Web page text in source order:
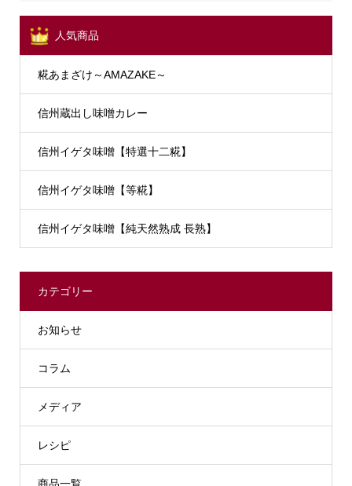
人気商品
糀あまざけ～AMAZAKE～
信州蔵出し味噌カレー
信州イゲタ味噌【特選十二糀】
信州イゲタ味噌【等糀】
信州イゲタ味噌【純天然熟成 長熟】
カテゴリー
お知らせ
コラム
メディア
レシピ
商品一覧